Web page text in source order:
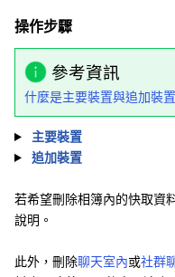
操作步驟
參考資訊
什麼是主要裝置與追加裝
主要裝置
追加裝置
若希望刪除相簿內的快取資
說明。
此外，刪除聊天室內或社群